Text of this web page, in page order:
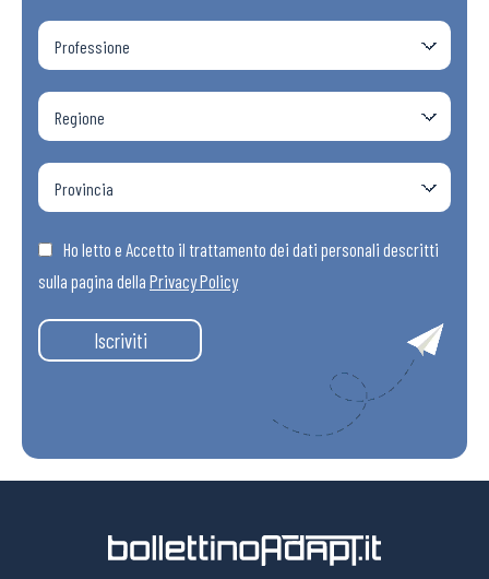
Ho letto e Accetto il trattamento dei dati personali descritti
sulla pagina della Privacy Policy
Iscriviti